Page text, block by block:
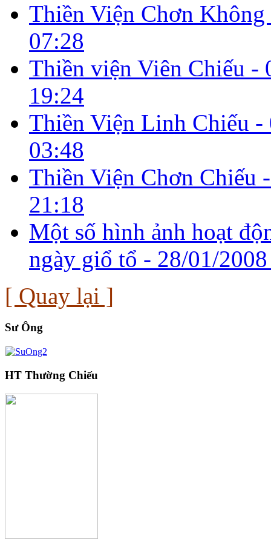
Thiền Viện Chơn
07:28
Thiền viện Viên Chiếu -
19:24
Thiền Viện Linh Chiếu -
03:48
Thiền Viện Chơn Chiếu
21:18
Một số hình ảnh hoạt
ngày giổ tổ - 28/01/
[ Quay lại ]
Sư Ông
HT Thường Chiếu